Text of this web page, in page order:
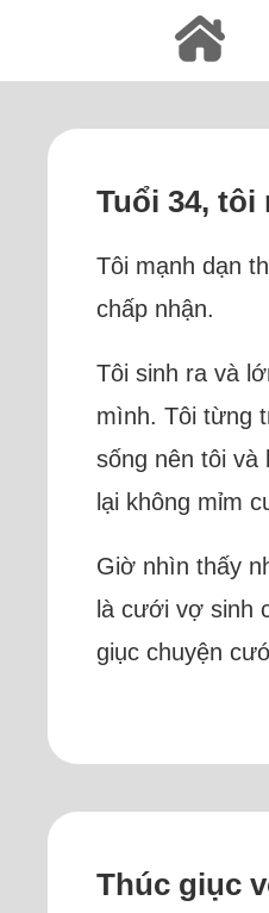
Tuổi 34,
Tôi mạnh dạn
chấp nhận.
Tôi sinh ra và
mình. Tôi từng
sống nên tôi và
lại không mỉm
Giờ nhìn thấy
là cưới vợ sinh
giục chuyện
Thúc giục